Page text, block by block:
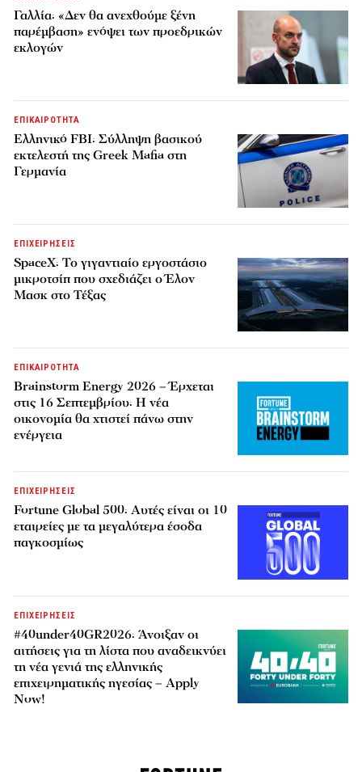
Γαλλία: «Δεν θα ανεχθούμε ξένη
παρέμβαση» ενόψει των προεδρικών
εκλογών
ΕΠΙΚΑΙΡΟΤΗΤΑ
Ελληνικό FBI: Σύλληψη βασικού
εκτελεστή της Greek Mafia στη
Γερμανία
ΕΠΙΧΕΙΡΗΣΕΙΣ
SpaceX: Το γιγαντιαίο εργοστάσιο
μικροτσίπ που σχεδιάζει ο Έλον
Μασκ στο Τέξας
ΕΠΙΚΑΙΡΟΤΗΤΑ
Brainstorm Energy 2026 – Έρχεται
στις 16 Σεπτεμβρίου: Η νέα
οικονομία θα χτιστεί πάνω στην
ενέργεια
ΕΠΙΧΕΙΡΗΣΕΙΣ
Fortune Global 500: Αυτές είναι οι 10
εταιρείες με τα μεγαλύτερα έσοδα
παγκοσμίως
ΕΠΙΧΕΙΡΗΣΕΙΣ
#40under40GR2026: Άνοιξαν οι
αιτήσεις για τη λίστα που αναδεικνύει
τη νέα γενιά της ελληνικής
επιχειρηματικής ηγεσίας – Apply
Now!